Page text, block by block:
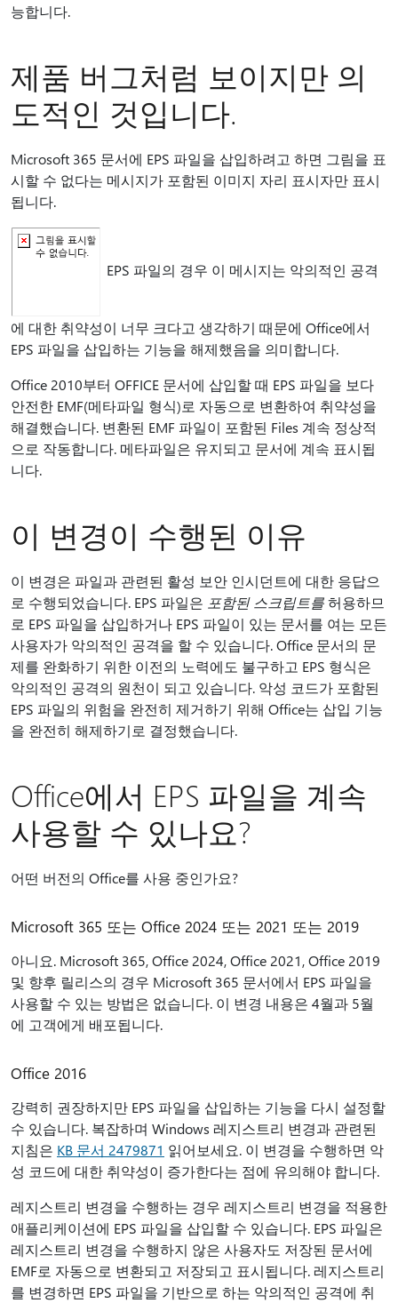
능합니다.
제품 버그처럼 보이지만 의
도적인 것입니다.
Microsoft 365 문서에 EPS 파일을 삽입하려고 하면 그림을 표
시할 수 없다는 메시지가 포함된 이미지 자리 표시자만 표시
됩니다.
EPS 파일의 경우 이 메시지는 악의적인 공격
에 대한 취약성이 너무 크다고 생각하기 때문에 Office에서
EPS 파일을 삽입하는 기능을 해제했음을 의미합니다.
Office 2010부터 OFFICE 문서에 삽입할 때 EPS 파일을 보다
안전한 EMF(메타파일 형식)로 자동으로 변환하여 취약성을
해결했습니다. 변환된 EMF 파일이 포함된 Files 계속 정상적
으로 작동합니다. 메타파일은 유지되고 문서에 계속 표시됩
니다.
이 변경이 수행된 이유
이 변경은 파일과 관련된 활성 보안 인시던트에 대한 응답으
로 수행되었습니다. EPS 파일은 포함된 스크립트를허용하므
로 EPS 파일을 삽입하거나 EPS 파일이 있는 문서를 여는 모든
사용자가 악의적인 공격을 할 수 있습니다. Office 문서의 문
제를 완화하기 위한 이전의 노력에도 불구하고 EPS 형식은
악의적인 공격의 원천이 되고 있습니다. 악성 코드가 포함된
EPS 파일의 위험을 완전히 제거하기 위해 Office는 삽입 기능
을 완전히 해제하기로 결정했습니다.
Office에서 EPS 파일을 계속
사용할 수 있나요?
어떤 버전의 Office를 사용 중인가요?
Microsoft 365 또는 Office 2024 또는 2021 또는 2019
아니요. Microsoft 365, Office 2024, Office 2021, Office 2019
및 향후 릴리스의 경우 Microsoft 365 문서에서 EPS 파일을
사용할 수 있는 방법은 없습니다. 이 변경 내용은 4월과 5월
에 고객에게 배포됩니다.
Office 2016
강력히 권장하지만 EPS 파일을 삽입하는 기능을 다시 설정할
수 있습니다. 복잡하며 Windows 레지스트리 변경과 관련된
지침은 KB 문서 2479871 읽어보세요. 이 변경을 수행하면 악
성 코드에 대한 취약성이 증가한다는 점에 유의해야 합니다.
레지스트리 변경을 수행하는 경우 레지스트리 변경을 적용한
애플리케이션에 EPS 파일을 삽입할 수 있습니다. EPS 파일은
레지스트리 변경을 수행하지 않은 사용자도 저장된 문서에
EMF로 자동으로 변환되고 저장되고 표시됩니다. 레지스트리
를 변경하면 EPS 파일을 기반으로 하는 악의적인 공격에 취